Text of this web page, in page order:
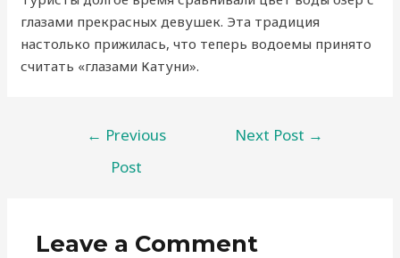
глазами прекрасных девушек. Эта традиция
настолько прижилась, что теперь водоемы принято
считать «глазами Катуни».
← Previous
Post
Next Post →
Leave a Comment